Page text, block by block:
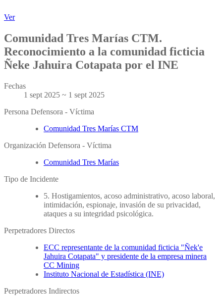
Ver
Comunidad Tres Marías CTM.
Reconocimiento a la comunidad ficticia
Ñeke Jahuira Cotapata por el INE
Fechas
1 sept 2025 ~ 1 sept 2025
Persona Defensora - Víctima
Comunidad Tres Marías CTM
Organización Defensora - Víctima
Comunidad Tres Marías
Tipo de Incidente
5. Hostigamientos, acoso administrativo, acoso laboral,
intimidación, espionaje, invasión de su privacidad,
ataques a su integridad psicológica.
Perpetradores Directos
ECC representante de la comunidad ficticia "Ñek'e
Jahuira Cotapata" y presidente de la empresa minera
CC Mining
Instituto Nacional de Estadística (INE)
Perpetradores Indirectos